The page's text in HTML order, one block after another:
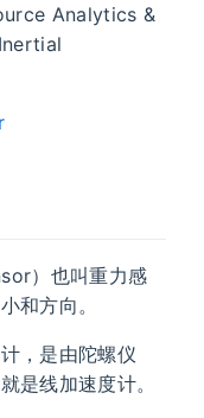
Analytics &
）也叫重力感
和方向。
，是由陀螺仪
是线加速度计。